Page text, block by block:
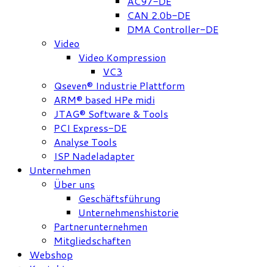
CAN 2.0b-DE
DMA Controller-DE
Video
Video Kompression
VC3
Qseven® Industrie Plattform
ARM® based HPe midi
JTAG® Software & Tools
PCI Express-DE
Analyse Tools
ISP Nadeladapter
Unternehmen
Über uns
Geschäftsführung
Unternehmenshistorie
Partnerunternehmen
Mitgliedschaften
Webshop